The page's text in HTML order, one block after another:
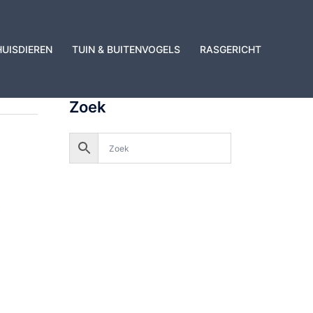
TUIN & BUITENVOGELS RASGERICHT
Zoek